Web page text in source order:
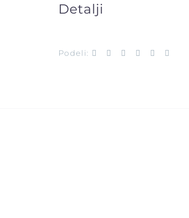
Detalji
Podeli: